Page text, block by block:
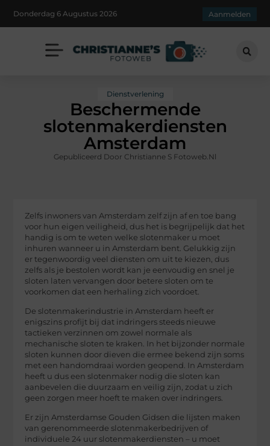
Donderdag 6 Augustus 2026 Aanmelden
Dienstverlening
Beschermende
slotenmakerdiensten
Amsterdam
Gepubliceerd Door Christianne S Fotoweb.nl
Zelfs inwoners van Amsterdam zelf zijn af en toe bang
voor hun eigen veiligheid, dus het is begrijpelijk dat het
handig is om te weten welke slotenmaker u moet
inhuren wanneer u in Amsterdam bent. Gelukkig zijn
er tegenwoordig veel diensten om uit te kiezen, dus
zelfs als je bestolen wordt kan je eenvoudig en snel je
sloten laten vervangen door betere sloten om te
voorkomen dat een herhaling zich voordoet.
De slotenmakerindustrie in Amsterdam heeft er
enigszins profijt bij dat indringers steeds nieuwe
tactieken verzinnen om zowel normale als
mechanische sloten te kraken. In het bijzonder normale
sloten kunnen door dieven die ermee bekend zijn soms
met een handomdraai worden geopend. In Amsterdam
heeft u dus een slotenmaker nodig die sloten kan
aanbevelen die duurzaam en veilig zijn, zodat u zich
geen zorgen meer hoeft te maken over indringers.
Er zijn Amsterdamse Gouden Gidsen die lijsten maken
van gerenommeerde slotenmakerbedrijven of
individuele 24 uur slotenmakerdiensten – u moet